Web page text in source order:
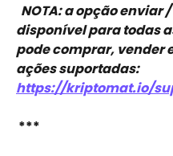
NOTA: a opção enviar
disponível para todas
pode comprar, vender
ações suportadas:
https://kriptomat.io/
***